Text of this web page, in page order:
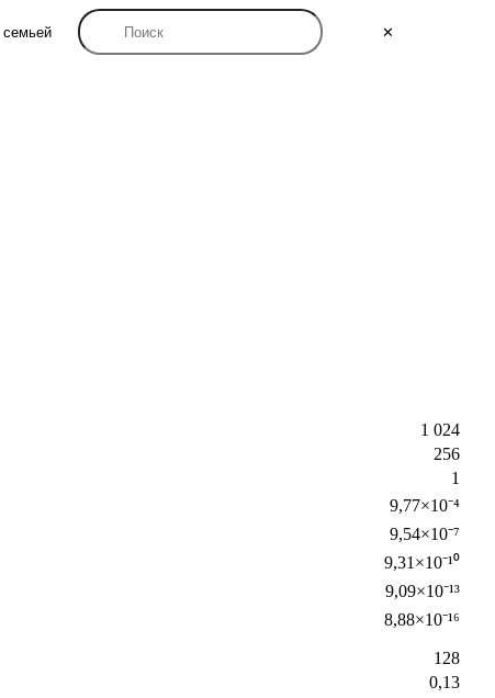
✕
семьей
1 024
256
1
9,77×10⁻⁴
9,54×10⁻⁷
9,31×10⁻¹⁰
9,09×10⁻¹³
8,88×10⁻¹⁶
128
0,13